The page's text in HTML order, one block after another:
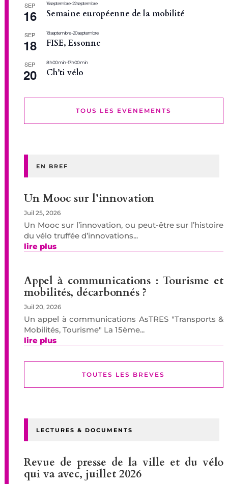
SEP
16
16 septembre-22 septembre
Semaine européenne de la mobilité
SEP
18
18 septembre-20 septembre
FISE, Essonne
SEP
20
8 h 00 min-17 h 00 min
Ch’ti vélo
TOUS LES EVENEMENTS
EN BREF
Un Mooc sur l’innovation
Juil 25, 2026
Un Mooc sur l’innovation, ou peut-être sur l’histoire
du vélo truffée d’innovations...
lire plus
Appel à communications : Tourisme et
mobilités, décarbonnés ?
Juil 20, 2026
Un appel à communications AsTRES "Transports &
Mobilités, Tourisme" La 15ème...
lire plus
TOUTES LES BREVES
LECTURES & DOCUMENTS
Revue de presse de la ville et du vélo
qui va avec, juillet 2026